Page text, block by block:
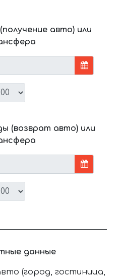
авто) или
(возврат авто) или
данные
(город, гостиница,